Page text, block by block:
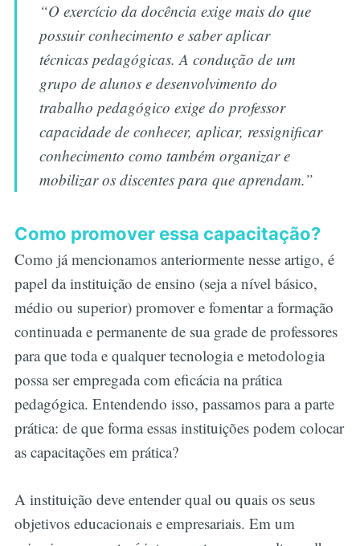
“O exercício da docência exige mais do que
possuir conhecimento e saber aplicar
técnicas pedagógicas. A condução de um
grupo de alunos e desenvolvimento do
trabalho pedagógico exige do professor
capacidade de conhecer, aplicar, ressignificar
conhecimento como também organizar e
mobilizar os discentes para que aprendam.”
Como promover essa capacitação?
Como já mencionamos anteriormente nesse artigo, é
papel da instituição de ensino (seja a nível básico,
médio ou superior) promover e fomentar a formação
continuada e permanente de sua grade de professores
para que toda e qualquer tecnologia e metodologia
possa ser empregada com eficácia na prática
pedagógica. Entendendo isso, passamos para a parte
prática: de que forma essas instituições podem colocar
as capacitações em prática?
A instituição deve entender qual ou quais os seus
objetivos educacionais e empresariais. Em um